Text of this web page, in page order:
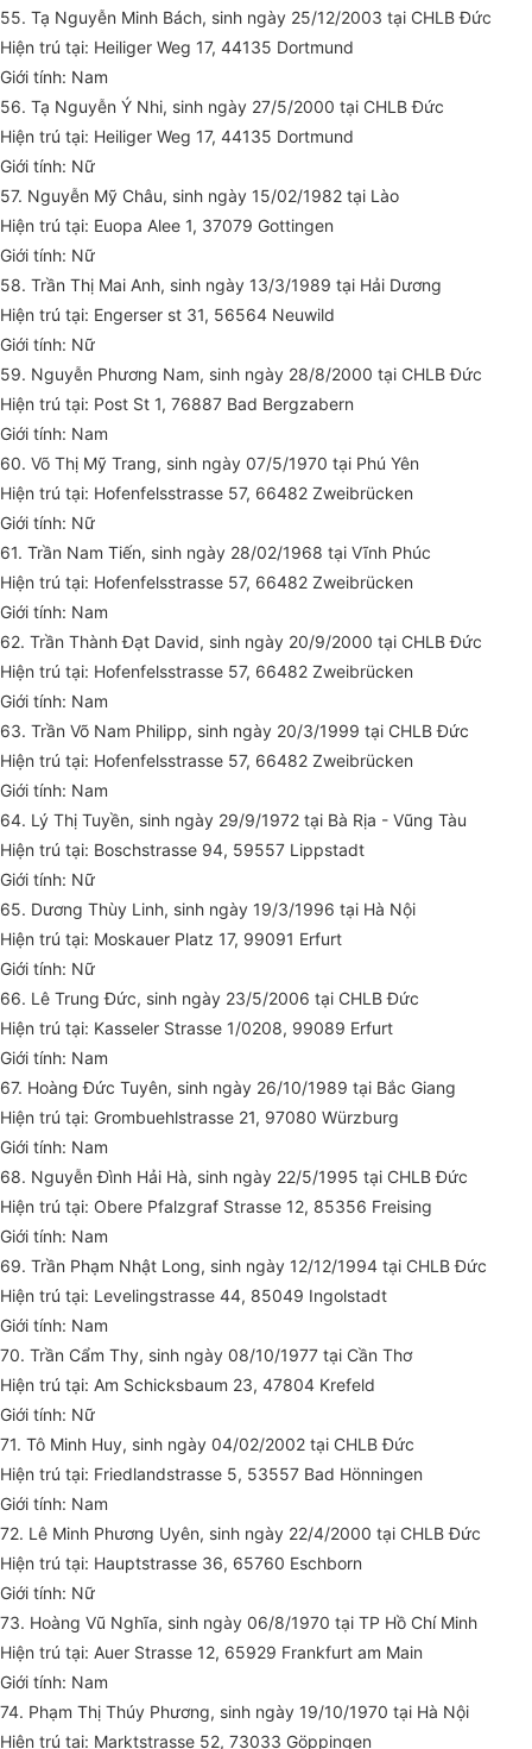
55. Tạ Nguyễn Minh Bách, sinh ngày 25/12/2003 tại CHLB Đức
Hiện trú tại: Heiliger Weg 17, 44135 Dortmund
Giới tính: Nam
56. Tạ Nguyễn Ý Nhi, sinh ngày 27/5/2000 tại CHLB Đức
Hiện trú tại: Heiliger Weg 17, 44135 Dortmund
Giới tính: Nữ
57. Nguyễn Mỹ Châu, sinh ngày 15/02/1982 tại Lào
Hiện trú tại: Euopa Alee 1, 37079 Gottingen
Giới tính: Nữ
58. Trần Thị Mai Anh, sinh ngày 13/3/1989 tại Hải Dương
Hiện trú tại: Engerser st 31, 56564 Neuwild
Giới tính: Nữ
59. Nguyễn Phương Nam, sinh ngày 28/8/2000 tại CHLB Đức
Hiện trú tại: Post St 1, 76887 Bad Bergzabern
Giới tính: Nam
60. Võ Thị Mỹ Trang, sinh ngày 07/5/1970 tại Phú Yên
Hiện trú tại: Hofenfelsstrasse 57, 66482 Zweibrücken
Giới tính: Nữ
61. Trần Nam Tiến, sinh ngày 28/02/1968 tại Vĩnh Phúc
Hiện trú tại: Hofenfelsstrasse 57, 66482 Zweibrücken
Giới tính: Nam
62. Trần Thành Đạt David, sinh ngày 20/9/2000 tại CHLB Đức
Hiện trú tại: Hofenfelsstrasse 57, 66482 Zweibrücken
Giới tính: Nam
63. Trần Võ Nam Philipp, sinh ngày 20/3/1999 tại CHLB Đức
Hiện trú tại: Hofenfelsstrasse 57, 66482 Zweibrücken
Giới tính: Nam
64. Lý Thị Tuyền, sinh ngày 29/9/1972 tại Bà Rịa - Vũng Tàu
Hiện trú tại: Boschstrasse 94, 59557 Lippstadt
Giới tính: Nữ
65. Dương Thùy Linh, sinh ngày 19/3/1996 tại Hà Nội
Hiện trú tại: Moskauer Platz 17, 99091 Erfurt
Giới tính: Nữ
66. Lê Trung Đức, sinh ngày 23/5/2006 tại CHLB Đức
Hiện trú tại: Kasseler Strasse 1/0208, 99089 Erfurt
Giới tính: Nam
67. Hoàng Đức Tuyên, sinh ngày 26/10/1989 tại Bắc Giang
Hiện trú tại: Grombuehlstrasse 21, 97080 Würzburg
Giới tính: Nam
68. Nguyễn Đình Hải Hà, sinh ngày 22/5/1995 tại CHLB Đức
Hiện trú tại: Obere Pfalzgraf Strasse 12, 85356 Freising
Giới tính: Nam
69. Trần Phạm Nhật Long, sinh ngày 12/12/1994 tại CHLB Đức
Hiện trú tại: Levelingstrasse 44, 85049 Ingolstadt
Giới tính: Nam
70. Trần Cẩm Thy, sinh ngày 08/10/1977 tại Cần Thơ
Hiện trú tại: Am Schicksbaum 23, 47804 Krefeld
Giới tính: Nữ
71. Tô Minh Huy, sinh ngày 04/02/2002 tại CHLB Đức
Hiện trú tại: Friedlandstrasse 5, 53557 Bad Hönningen
Giới tính: Nam
72. Lê Minh Phương Uyên, sinh ngày 22/4/2000 tại CHLB Đức
Hiện trú tại: Hauptstrasse 36, 65760 Eschborn
Giới tính: Nữ
73. Hoàng Vũ Nghĩa, sinh ngày 06/8/1970 tại TP Hồ Chí Minh
Hiện trú tại: Auer Strasse 12, 65929 Frankfurt am Main
Giới tính: Nam
74. Phạm Thị Thúy Phương, sinh ngày 19/10/1970 tại Hà Nội
Hiện trú tại: Marktstrasse 52, 73033 Göppingen